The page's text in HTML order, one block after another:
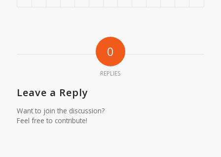
0
REPLIES
Leave a Reply
Want to join the discussion?
Feel free to contribute!